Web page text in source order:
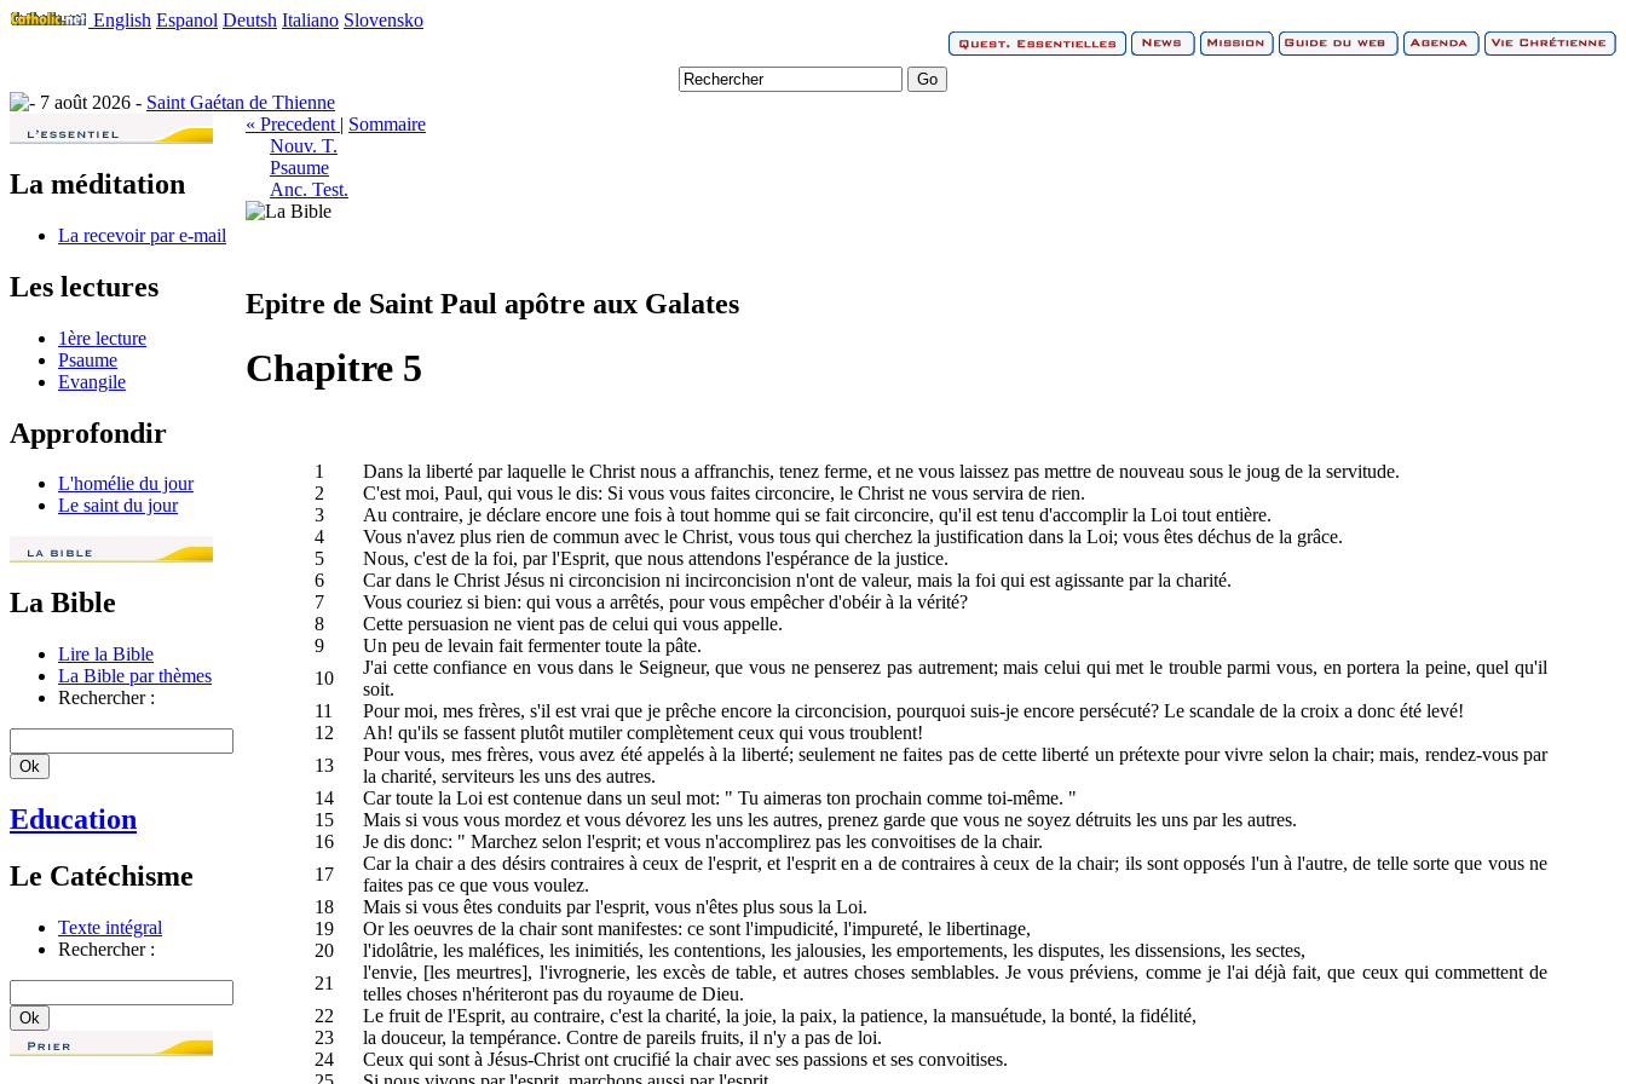
English Espanol Deutsh Italiano Slovensko
7 août 2026 - Saint Gaétan de Thienne
La méditation
La recevoir par e-mail
Les lectures
1ère lecture
Psaume
Evangile
Approfondir
L'homélie du jour
Le saint du jour
La Bible
Lire la Bible
La Bible par thèmes
Rechercher :
Education
Le Catéchisme
Texte intégral
Rechercher :
« Precedent | Sommaire
Nouv. T.
Psaume
Anc. Test.
Epitre de Saint Paul apôtre aux Galates
Chapitre 5
1
Dans la liberté par laquelle le Christ nous a affranchis, tenez ferme, et ne vous laissez pas mettre de nouveau sous le joug de la servitude.
2
C'est moi, Paul, qui vous le dis: Si vous vous faites circoncire, le Christ ne vous servira de rien.
3
Au contraire, je déclare encore une fois à tout homme qui se fait circoncire, qu'il est tenu d'accomplir la Loi tout entière.
4
Vous n'avez plus rien de commun avec le Christ, vous tous qui cherchez la justification dans la Loi; vous êtes déchus de la grâce.
5
Nous, c'est de la foi, par l'Esprit, que nous attendons l'espérance de la justice.
6
Car dans le Christ Jésus ni circoncision ni incirconcision n'ont de valeur, mais la foi qui est agissante par la charité.
7
Vous couriez si bien: qui vous a arrêtés, pour vous empêcher d'obéir à la vérité?
8
Cette persuasion ne vient pas de celui qui vous appelle.
9
Un peu de levain fait fermenter toute la pâte.
10
J'ai cette confiance en vous dans le Seigneur, que vous ne penserez pas autrement; mais celui qui met le trouble parmi vous, en portera la peine, quel qu'il
soit.
11
Pour moi, mes frères, s'il est vrai que je prêche encore la circoncision, pourquoi suis-je encore persécuté? Le scandale de la croix a donc été levé!
12
Ah! qu'ils se fassent plutôt mutiler complètement ceux qui vous troublent!
13
Pour vous, mes frères, vous avez été appelés à la liberté; seulement ne faites pas de cette liberté un prétexte pour vivre selon la chair; mais, rendez-vous par
la charité, serviteurs les uns des autres.
14
Car toute la Loi est contenue dans un seul mot: " Tu aimeras ton prochain comme toi-même. "
15
Mais si vous vous mordez et vous dévorez les uns les autres, prenez garde que vous ne soyez détruits les uns par les autres.
16
Je dis donc: " Marchez selon l'esprit; et vous n'accomplirez pas les convoitises de la chair.
17
Car la chair a des désirs contraires à ceux de l'esprit, et l'esprit en a de contraires à ceux de la chair; ils sont opposés l'un à l'autre, de telle sorte que vous ne
faites pas ce que vous voulez.
18
Mais si vous êtes conduits par l'esprit, vous n'êtes plus sous la Loi.
19
Or les oeuvres de la chair sont manifestes: ce sont l'impudicité, l'impureté, le libertinage,
20
l'idolâtrie, les maléfices, les inimitiés, les contentions, les jalousies, les emportements, les disputes, les dissensions, les sectes,
21
l'envie, [les meurtres], l'ivrognerie, les excès de table, et autres choses semblables. Je vous préviens, comme je l'ai déjà fait, que ceux qui commettent de
telles choses n'hériteront pas du royaume de Dieu.
22
Le fruit de l'Esprit, au contraire, c'est la charité, la joie, la paix, la patience, la mansuétude, la bonté, la fidélité,
23
la douceur, la tempérance. Contre de pareils fruits, il n'y a pas de loi.
24
Ceux qui sont à Jésus-Christ ont crucifié la chair avec ses passions et ses convoitises.